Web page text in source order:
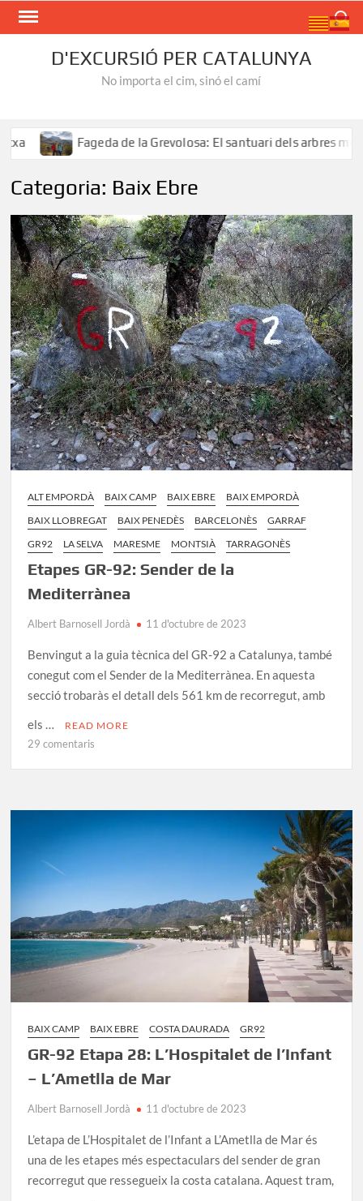
Skip
D'EXCURSIÓ PER CATALUNYA
No importa el cim, sinó el camí
Fageda de la Grevolosa: El santuari dels arbres monumentals
Categoria: Baix Ebre
ALT EMPORDÀ BAIX CAMP BAIX EBRE
BAIX EMPORDÀ
BAIX LLOBREGAT
BAIX PENEDÈS BARCELONÈS
GARRAF
GR92
LA SELVA MARESME MONTSIÀ TARRAGONÈS
Etapes GR-92: Sender de la
Mediterrànea
Albert Barnosell Jordà 11 d'octubre de 2023
Benvingut a la guia tècnica del GR-92 a Catalunya, també
conegut com el Sender de la Mediterrànea. En aquesta
secció trobaràs el detall dels 561 km de recorregut, amb
els …
READ MORE
29 comentaris
Sender
de
BAIX CAMP BAIX EBRE COSTA DAURADA GR92
GR-92 Etapa 28: L’Hospitalet de l’Infant
– L’Ametlla de Mar
Albert Barnosell Jordà 11 d'octubre de 2023
L’etapa de L’Hospitalet de l’Infant a L’Ametlla de Mar és
una de les etapes més espectaculars del sender de gran
recorregut que ressegueix la costa catalana. Aquest tram,